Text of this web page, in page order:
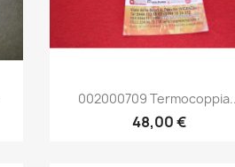
Anteprima
002000709
48,00 €